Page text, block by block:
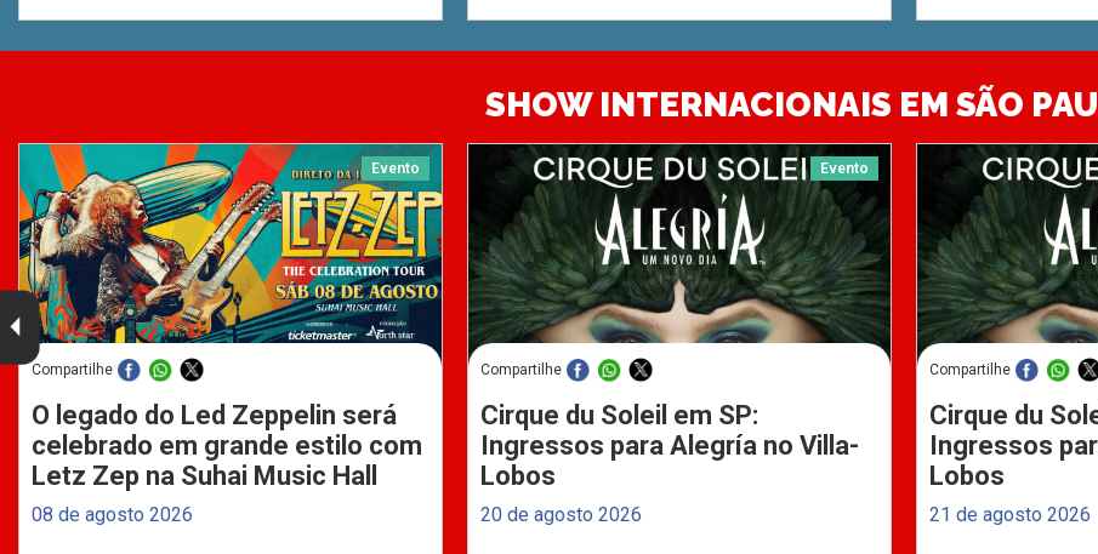
SHOW INTERNACIONAIS EM SÃO
Evento
Compartilhe
O legado do Led Zeppelin será
celebrado em grande estilo com
Letz Zep na Suhai Music Hall
08 de agosto 2026
Evento
Compartilhe
Cirque du Soleil em SP:
Ingressos para Alegría no Villa-
Lobos
20 de agosto 2026
Compartilhe
Cirque du
Ingressos
Lobos
21 de agosto 2026